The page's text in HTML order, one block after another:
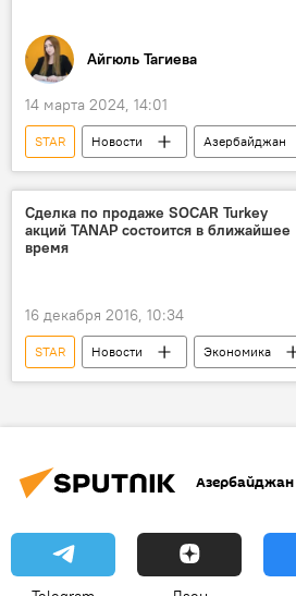
Айгюль Тагиева
14 марта 2024, 14:01
STAR Новости
Азербайджан
SOCAR
НПЗ
Кредит
Россия
Нефть
энергетика
ЛУКОЙЛ
Сделка по продаже SOCAR Turkey
акций TANAP состоится в ближайшее
время
16 декабря 2016, 10:34
STAR Новости
Экономика
Турция
Ровнаг Абдуллаев
Азербайджан